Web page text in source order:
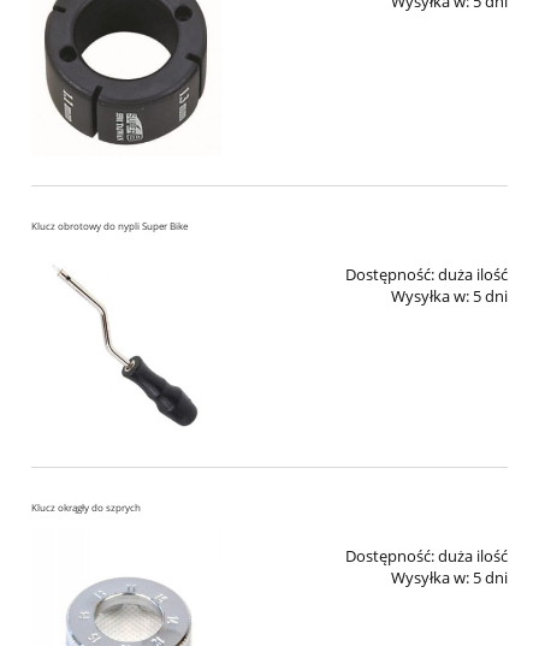
Klucz obrotowy do nypli Super Bike
Dostępność:duża ilość
Wysyłka w: 5 dni
Klucz okrągły do szprych
Dostępność:duża ilość
Wysyłka w: 5 dni